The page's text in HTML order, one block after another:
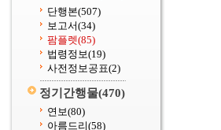
단행본(507)
보고서(34)
팜플렛(85)
법령정보(19)
사전정보공표(2)
정기간행물(470)
연보(80)
아름드리(58)